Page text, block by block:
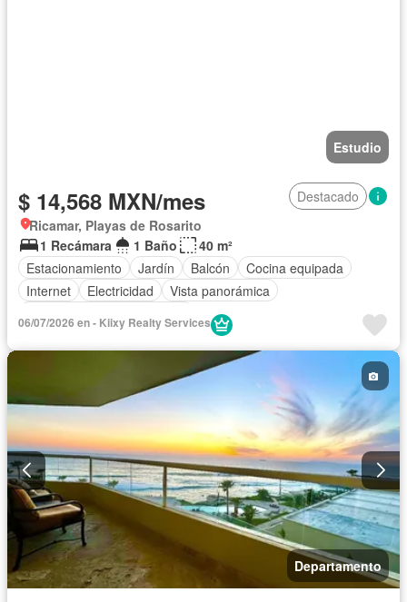
Estudio
$ 14,568 MXN/mes
Destacado
Ricamar, Playas de Rosarito
1 Recámara
1 Baño
40 m²
Estacionamiento
Jardín Balcón
Cocina equipada
Internet
Electricidad
Vista panorámica
06/07/2026 en - Kiixy Realty Services
Departamento